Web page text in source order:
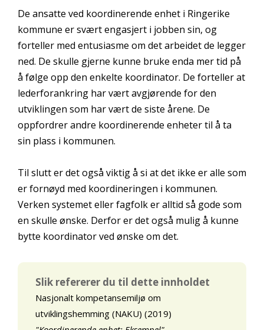
De ansatte ved koordinerende enhet i Ringerike
kommune er svært engasjert i jobben sin, og
forteller med entusiasme om det arbeidet de legger
ned. De skulle gjerne kunne bruke enda mer tid på
å følge opp den enkelte koordinator. De forteller at
lederforankring har vært avgjørende for den
utviklingen som har vært de siste årene. De
oppfordrer andre koordinerende enheter til å ta
sin plass i kommunen.
Til slutt er det også viktig å si at det ikke er alle som
er fornøyd med koordineringen i kommunen.
Verken systemet eller fagfolk er alltid så gode som
en skulle ønske. Derfor er det også mulig å kunne
bytte koordinator ved ønske om det.
Slik refererer du til dette innholdet
Nasjonalt kompetansemiljø om
utviklingshemming (NAKU) (2019)